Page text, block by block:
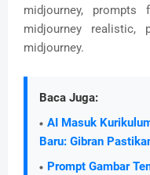
midjourney,
midjourney realistic,
midjourney.
Baca Juga:
AI Masuk
Baru: Gibran
Prompt Gambar